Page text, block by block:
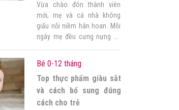
Vừa chào đón thành viên
mới, mẹ và cả nhà không
giấu nỗi niềm hân hoan. Mỗi
ngày mẹ đều cưng nựng và
Cũng vì lẽ đó mà mẹ có
những thắc mắc mới, không
biết làm sao mới tốt nhất cho
con. […]
Bé 0-12 tháng
Top thực phẩm giàu sắt
và cách bổ sung đúng
cách cho trẻ